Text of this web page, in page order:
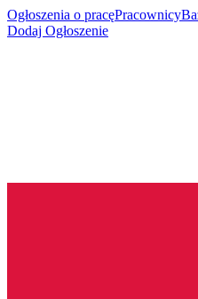
Ogłoszenia o pracęPracownicy
Dodaj Ogłoszenie